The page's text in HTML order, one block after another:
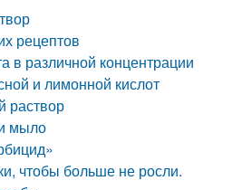
рецептов
в различной концентрации
и лимонной кислот
раствор
мыло
чтобы больше не росли.